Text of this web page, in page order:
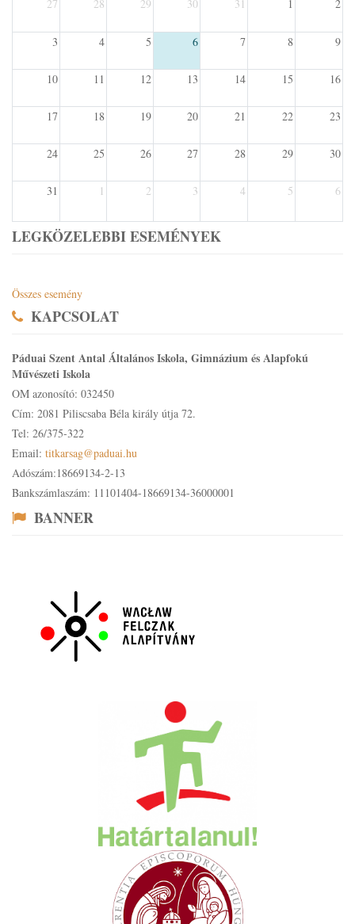
27 28 29 30 31 1 2
3 4 5 6 7 8 9
10 11 12 13 14 15 16
17 18 19 20 21 22 23
24 25 26 27 28 29 30
31 1 2 3 4 5 6
LEGKÖZELEBBI ESEMÉNYEK
Összes esemény
KAPCSOLAT
Páduai Szent Antal Általános Iskola, Gimnázium és Alapfokú
Művészeti Iskola
OM azonosító: 032450
Cím: 2081 Piliscsaba Béla király útja 72.
Tel: 26/375-322
Email: titkarsag@paduai.hu
Adószám:18669134-2-13
Bankszámlaszám: 11101404-18669134-36000001
BANNER